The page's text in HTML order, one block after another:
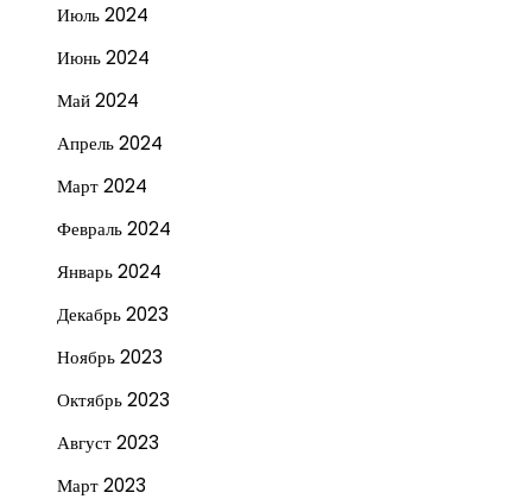
Июль 2024
Июнь 2024
Май 2024
Апрель 2024
Март 2024
Февраль 2024
Январь 2024
Декабрь 2023
Ноябрь 2023
Октябрь 2023
Август 2023
Март 2023